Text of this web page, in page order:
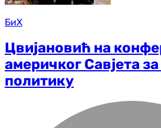
БиХ
Цвијановић на
америчког Савјета
политику